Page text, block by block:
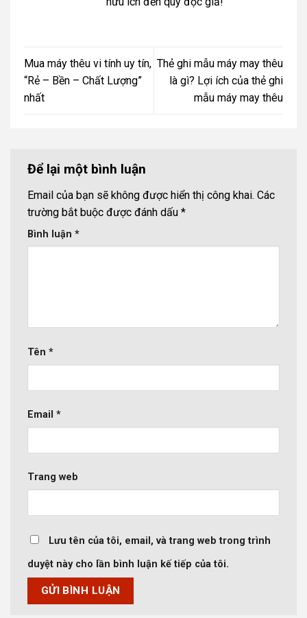
Mua máy thêu vi tính uy tín,
“Rẻ – Bền – Chất Lượng”
nhất
Thẻ ghi mẫu máy may thêu
là gì? Lợi ích của thẻ ghi
mẫu máy may thêu
Để lại một bình luận
Email của bạn sẽ không được hiển thị công khai. Các
trường bắt buộc được đánh dấu *
Bình luận *
Tên *
Email *
Trang web
Lưu tên của tôi, email, và trang web trong trình
duyệt này cho lần bình luận kế tiếp của tôi.